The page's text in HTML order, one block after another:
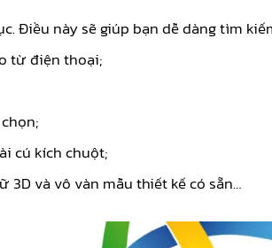
Điều này sẽ giúp bạn dễ dàng tìm
từ điện thoại;
cú kích chuột;
3D và vô vàn mẫu thiết kế có sẵn…